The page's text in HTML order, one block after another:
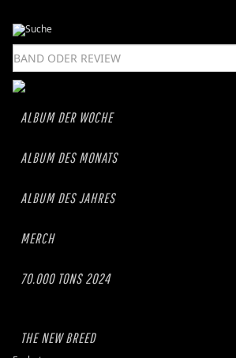
ALBUM DER WOCHE
ALBUM DES MONATS
ALBUM DES JAHRES
MERCH
70.000 TONS 2024
THE NEW BREED